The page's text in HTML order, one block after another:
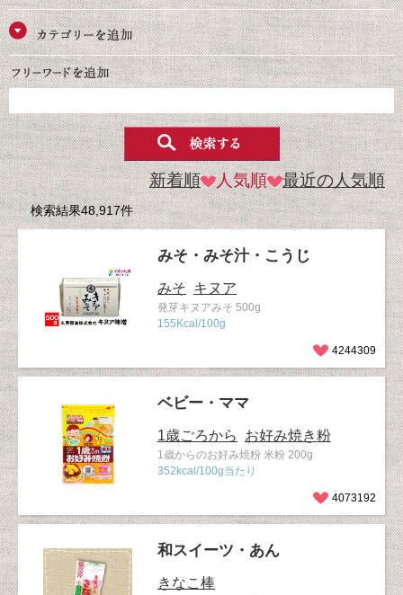
新着順 人気順 最近の人気順
検索結果48,917件
みそ・みそ汁・こうじ
みそ キヌア
発芽キヌアみそ 500g
155Kcal/100g
4244309
ベビー・ママ
1歳ごろから お好み焼き粉
1歳からのお好み焼粉 米粉 200g
352kcal/100g当たり
4073192
和スイーツ・あん
きなこ棒